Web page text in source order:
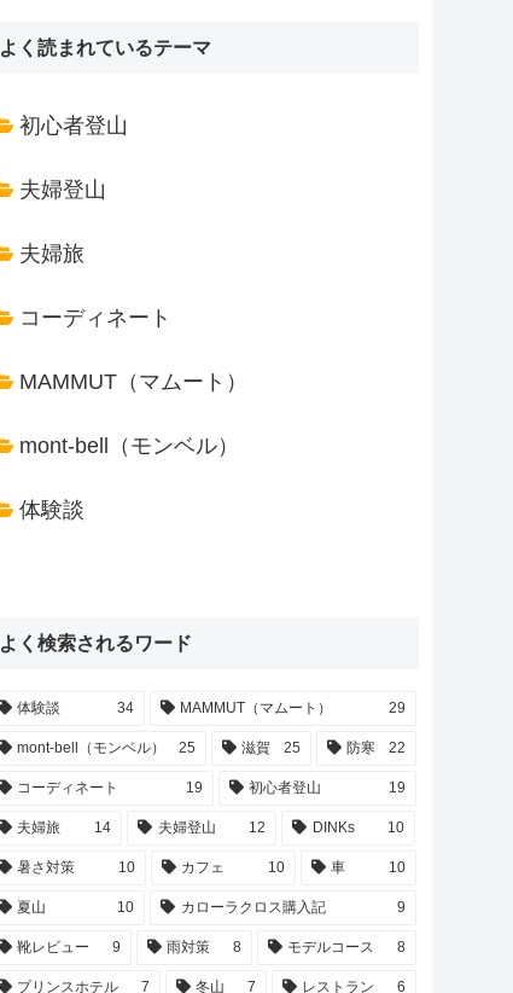
よく読まれているテーマ
初心者登山
夫婦登山
夫婦旅
コーディネート
MAMMUT（マムート）
mont-bell（モンベル）
体験談
よく検索されるワード
体験談 34 MAMMUT（マムート） 29
mont-bell（モンベル） 25 滋賀 25 防寒 22
コーディネート 19 初心者登山 19
夫婦旅 14 夫婦登山 12 DINKs 10
暑さ対策 10 カフェ 10 車 10
夏山 10 カローラクロス購入記 9
靴レビュー 9 雨対策 8 モデルコース 8
プリンスホテル 7 冬山 7 レストラン 6